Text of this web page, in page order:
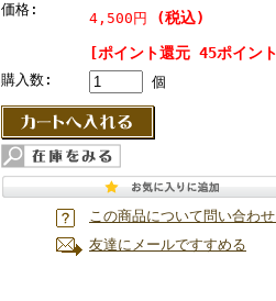
価格:
4,500円
(税込)
[ポイント還元 45ポイン
購入数: 個
この商品について問い合わ
友達にメールですすめる